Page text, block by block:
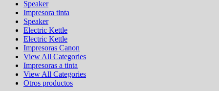
Speaker
Impresora tinta
Speaker
Electric Kettle
Electric Kettle
Impresoras Canon
View All Categories
Impresoras a tinta
View All Categories
Otros productos